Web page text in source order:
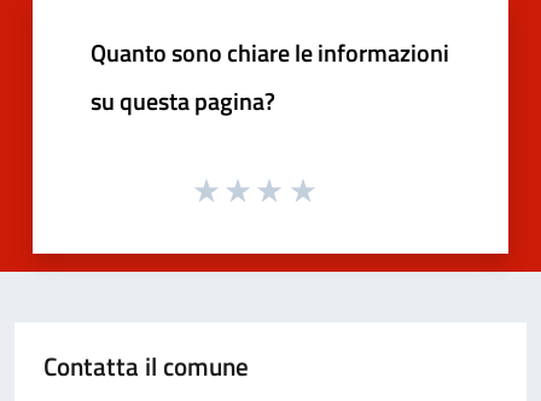
Quanto sono chiare le informazioni
su questa pagina?
Contatta il comune